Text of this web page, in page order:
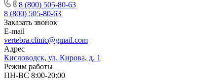
8 (800) 505-80-63
8 (800) 505-80-63
Заказать звонок
E-mail
vertebra.clinic@gmail.com
Адрес
Кисловодск, ул. Кирова, д. 1
Режим работы
ПН-ВС 8:00-20:00